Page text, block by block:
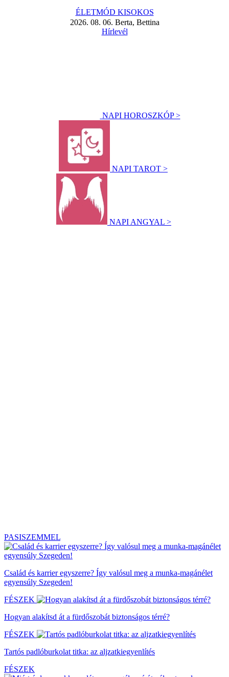
ÉLETMÓD KISOKOS
2026. 08. 06. Berta, Bettina
Hírlevél
NAPI HOROSZKÓP >
NAPI TAROT >
NAPI ANGYAL >
PASISZEMMEL
Család és karrier egyszerre? Így valósul meg a munka-magánélet
egyensúly Szegeden!
FÉSZEK
Hogyan alakítsd át a fürdőszobát biztonságos térré?
FÉSZEK
Tartós padlóburkolat titka: az aljzatkiegyenlítés
FÉSZEK